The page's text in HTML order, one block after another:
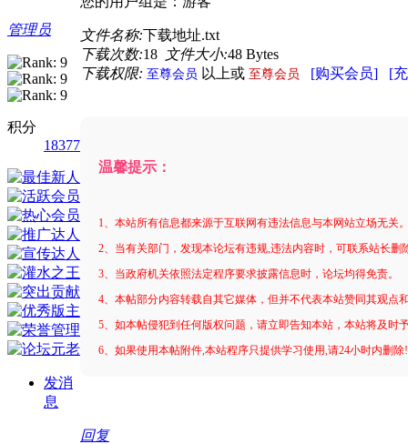
管理员
积分
18377
发消
息
文件名称:下载地址.txt
下载次数:18 文件大小:48 Bytes
下载权限: 至尊会员 以上或 至尊会员 [购买会员] [
温馨提示：
1、本站所有信息都来源于互联网有违法信息与本网站立场无关
2、当有关部门，发现本论坛有违规,违法内容时，可联系站长删
3、当政府机关依照法定程序要求披露信息时，论坛均得免责。
4、本帖部分内容转载自其它媒体，但并不代表本站赞同其观点
5、如本帖侵犯到任何版权问题，请立即告知本站，本站将及时
6、如果使用本帖附件,本站程序只提供学习使用,请24小时内删
回复